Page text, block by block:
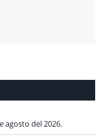
agosto del 2026.